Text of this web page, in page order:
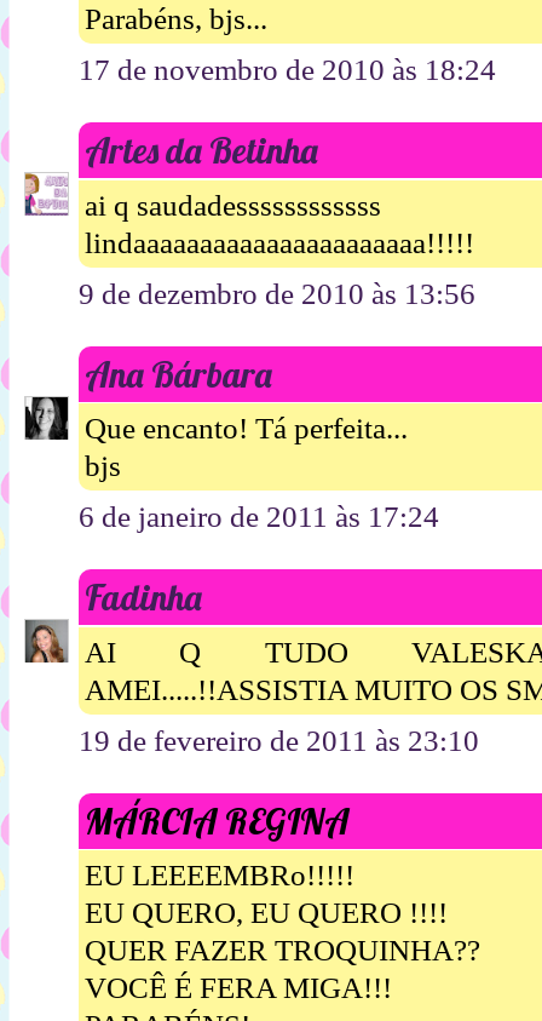
Parabéns, bjs...
17 de novembro de 2010 às 18:24
Artes da Betinha
ai q saudadessssssssssss
lindaaaaaaaaaaaaaaaaaaaaaa!!!!!
9 de dezembro de 2010 às 13:56
Ana Bárbara
Que encanto! Tá perfeita...
bjs
6 de janeiro de 2011 às 17:24
Fadinha
AI Q TUDO
AMEI.....!!ASSISTIA MUITO OS
19 de fevereiro de 2011 às 23:10
MÁRCIA REGINA
EU LEEEEMBRo!!!!!
EU QUERO, EU QUERO !!!!
QUER FAZER TROQUINHA??
VOCÊ É FERA MIGA!!!